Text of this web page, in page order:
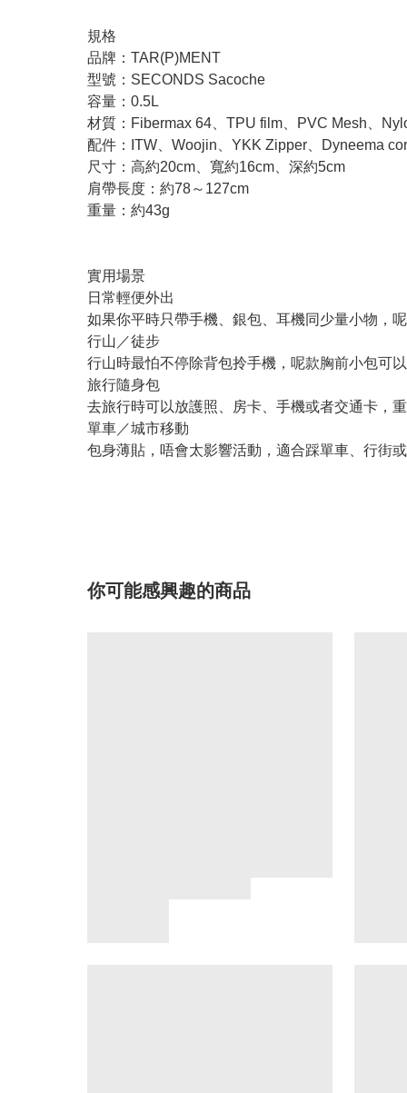
規格
品牌：TAR(P)MENT
型號：SECONDS Sacoche
容量：0.5L
材質：Fibermax 64、TPU film、PVC Mesh、
配件：ITW、Woojin、YKK Zipper、Dyneema
尺寸：高約20cm、寬約16cm、深約5cm
肩帶長度：約78～127cm
重量：約43g
實用場景
日常輕便外出
如果你平時只帶手機、銀包、耳機同少量小物，
行山／徒步
行山時最怕不停除背包拎手機，呢款胸前小包可
旅行隨身包
去旅行時可以放護照、房卡、手機或者交通卡，
單車／城市移動
包身薄貼，唔會太影響活動，適合踩單車、行街
你可能感興趣的商品